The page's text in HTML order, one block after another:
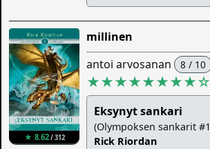
★ 8.62/ 312
millinen
antoi arvosanan 8 / 10
★★★★★★★★☆
Eksynyt sankari
(Olympoksen sankarit #1
Rick Riordan